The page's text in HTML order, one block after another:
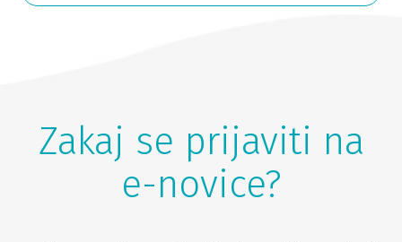
Zakaj se prijaviti na
e-novice?